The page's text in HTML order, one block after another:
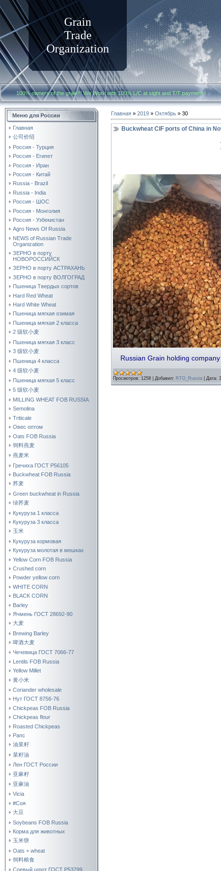
Grain
Trade
Organization
100% owners of the grain!!! We Work with100% L/C at sight and T/T payment
Меню для России
Главная
公司价绍
Россия - Турция
Россия - Египет
Россия - Иран
Россия - Китай
Russia - Brazil
Russia - India
Россия - ШОС
Россия - Монголия
Россия - Узбекистан
Agro News Of Russia
NEWS of Russian Trade
Organization
ЗЕРНО в порту
НОВОРОССИЙСК
ЗЕРНО в порту АСТРАХАНЬ
ЗЕРНО в порту ВОЛГОГРАД
Пшеница Твердых сортов
Hard Red Wheat
Hard White Wheat
Пшеница мягкая озимая
Пшеница мягкая 2 класса
2 级软小麦
Пшеница мягкая 3 класс
3 级软小麦
Пшеница 4 класса
4 级软小麦
Пшеница мягкая 5 класс
5 级软小麦
MILLING WHEAT FOB RUSSIA
Semolina
Triticale
Овес оптом
Oats FOB Russia
饲料燕麦
燕麦米
Гречиха ГОСТ Р56105
Buckwheat FOB Russia
荞麦
Green buckwheat in Russia
绿荞麦
Кукуруза 1 класса
Кукуруза 3 класса
玉米
Кукуруза кормовая
Кукуруза молотая в мешках
Yellow Corn FOB Russia
Crushed corn
Powder yellow corn
WHITE CORN
BLACK CORN
Barley
Ячмень ГОСТ 28692-90
大麦
Brewing Barley
啤酒大麦
Чечевица ГОСТ 7066-77
Lentils FOB Russia
Yellow Millet
黄小米
Coriander wholesale
Нут ГОСТ 8756-76
Chickpeas FOB Russia
Chickpeas flour
Roasted Chickpeas
Рапс
油菜籽
菜籽油
Лен ГОСТ России
亚麻籽
亚麻油
Vicia
#Соя
大豆
Soybeans FOB Russia
Корма для животных
玉米饼
Oats + wheat
饲料粮食
Соевый шрот ГОСТ Р53799
Главная » 2019 » Октябрь » 30
Buckwheat CIF ports of China in
Russian Grain holding
Просмотров: 1258 Добавил: RTO_Russia Дата: